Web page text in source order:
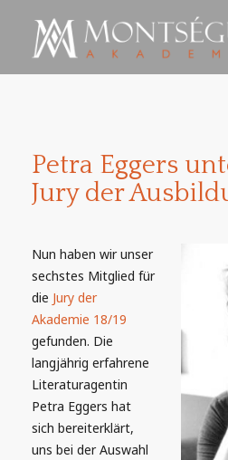
TEILNAHME
Petra Eggers
Jury der
Nun haben wir unser
sechstes Mitglied für
die Jury der
Akademie 18/19
gefunden. Die
langjährig erfahrene
Literaturagentin
Petra Eggers hat
sich bereiterklärt,
uns bei der Auswahl